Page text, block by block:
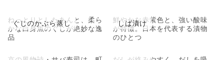
ぐじのかぶら蒸し
ねっとりとしたあんと、柔ら
かな白身魚のぐじが絶妙な逸
品
しば漬け
鮮やかな赤紫色と、強い酸味
が特徴。日本を代表する漬物
のひとつ